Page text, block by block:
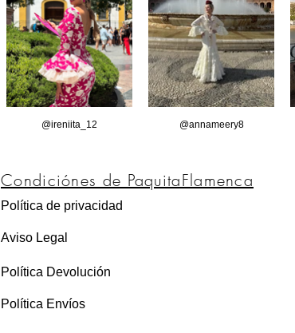
@ireniita_12 @annameery8
Condiciónes de PaquitaFlamenca
Política de privacidad
Aviso Legal
Política Devolución
Política Envíos